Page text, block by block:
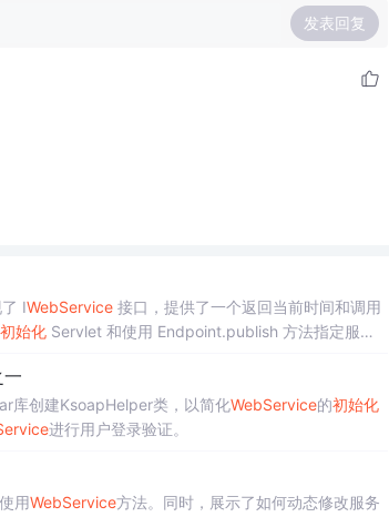
发表回复
IWebService接口，提供了一个返回当前时间和调用
初始化Servlet 和使用 Endpoint.publish 方法指定服务
创建KsoapHelper类，以简化WebService的初始化
进行用户登录验证。
用WebService方法。同时，展示了如何动态修改服务